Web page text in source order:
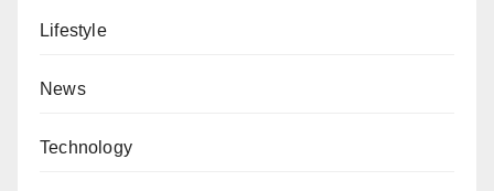
Lifestyle
News
Technology